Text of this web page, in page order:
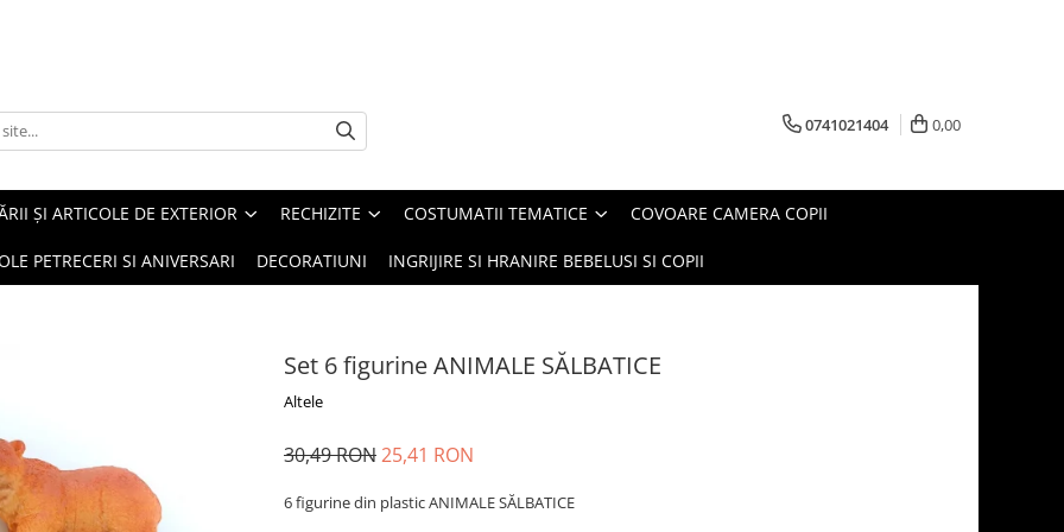
0741021404 0,00
ȘI ARTICOLE DE EXTERIOR RECHIZITE COSTUMATII TEMATICE COVOARE CAMERA COPII
PETRECERI SI ANIVERSARI DECORATIUNI INGRIJIRE SI HRANIRE BEBELUSI SI COPII
Set 6 figurine ANIMALE SĂLBATICE
Altele
30,49 RON25,41 RON
6 figurine din plastic ANIMALE SĂLBATICE